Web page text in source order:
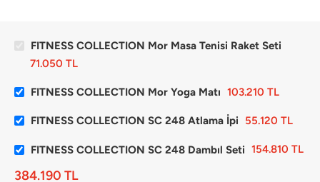
FITNESS COLLECTION Mor Masa Tenisi Raket Seti
71.050 TL
FITNESS COLLECTION Mor Yoga Matı 103.210 TL
FITNESS COLLECTION SC 248 Atlama İpi 55.120 TL
FITNESS COLLECTION SC 248 Dambıl Seti 154.810 TL
384.190 TL